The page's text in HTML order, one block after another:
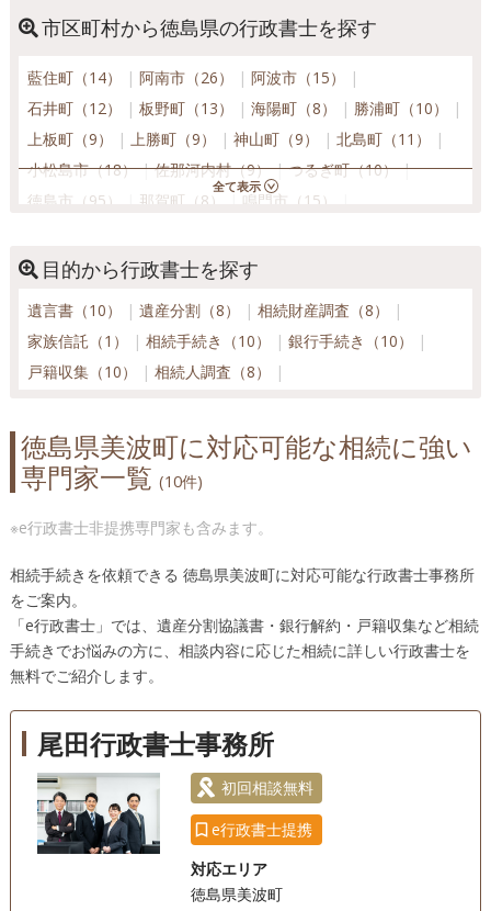
市区町村から徳島県の行政書士を探す
藍住町（14） 阿南市（26）
阿波市（15）
石井町（12）
板野町（13） 海陽町（8）
勝浦町（10）
上板町（9）
上勝町（9） 神山町（9）
北島町（11）
小松島市（18）
佐那河内村（9）
つるぎ町（10）
徳島市（95）
那賀町（8）
鳴門市（15）
美馬市（17）
三好市（12）
牟岐町（8）
目的から行政書士を探す
遺言書（10） 遺産分割（8）
相続財産調査（8）
家族信託（1）
相続手続き（10）
銀行手続き（10）
戸籍収集（10）
相続人調査（8）
徳島県美波町に対応可能な相続に強い
専門家一覧 (10件)
※e行政書士非提携専門家も含みます。
相続手続きを依頼できる 徳島県美波町に対応可能な行政書士事務所
をご案内。
「e行政書士」では、遺産分割協議書・銀行解約・戸籍収集など相続
手続きでお悩みの方に、相談内容に応じた相続に詳しい行政書士を
無料でご紹介します。
尾田行政書士事務所
初回相談無料
e行政書士提携
対応エリア
徳島県美波町